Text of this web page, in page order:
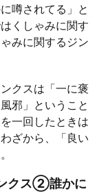
噂されてる」と
くしゃみに関す
みに関するジン
クスは「一に褒
邪」ということ
一回したときは
ざから、「良い
クス②誰かに